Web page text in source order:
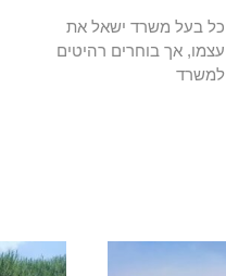
כל בעל משרד ישאל את
עצמו, אך בוחרים רהיטים
למשרד